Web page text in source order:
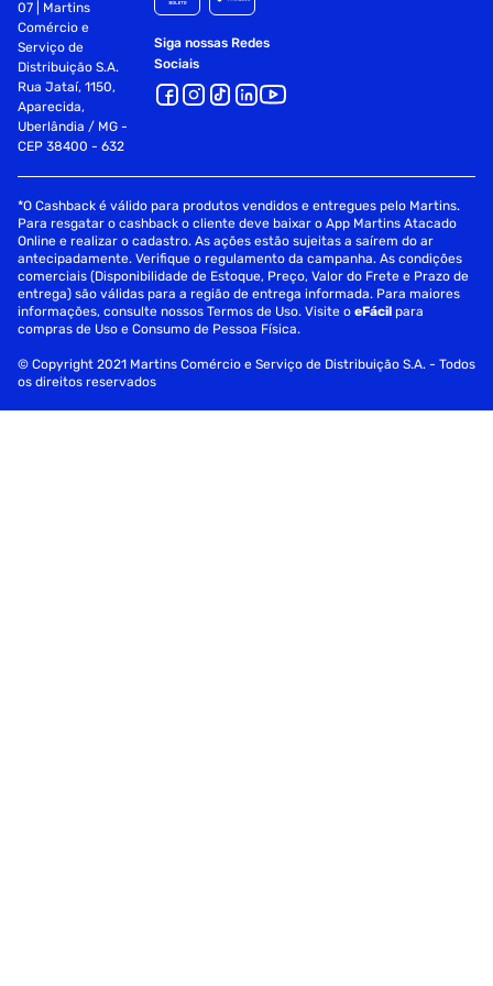
07 | Martins
Comércio e
Serviço de
Distribuição S.A.
Rua Jataí, 1150,
Aparecida,
Uberlândia / MG -
CEP 38400 - 632
Siga nossas Redes
Sociais
*O Cashback é válido para produtos vendidos e entregues pelo Martins.
Para resgatar o cashback o cliente deve baixar o App Martins Atacado
Online e realizar o cadastro. As ações estão sujeitas a saírem do ar
antecipadamente. Verifique o regulamento da campanha. As condições
comerciais (Disponibilidade de Estoque, Preço, Valor do Frete e Prazo de
entrega) são válidas para a região de entrega informada. Para maiores
informações, consulte nossos Termos de Uso. Visite oeFácil para
compras de Uso e Consumo de Pessoa Física.
© Copyright 2021 Martins Comércio e Serviço de Distribuição S.A. - Todos
os direitos reservados